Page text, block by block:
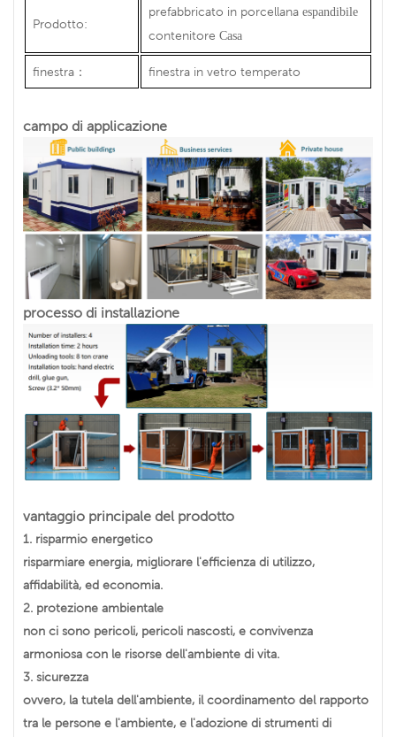
Prodotto:
prefabbricato in porcellana espandibile
contenitore Casa
finestra ： finestra in vetro temperato
campo di applicazione
processo di installazione
vantaggio principale del prodotto
1. risparmio energetico
risparmiare energia, migliorare l'efficienza di utilizzo,
affidabilità, ed economia.
2. protezione ambientale
non ci sono pericoli, pericoli nascosti, e convivenza
armoniosa con le risorse dell'ambiente di vita.
3. sicurezza
ovvero, la tutela dell'ambiente, il coordinamento del rapporto
tra le persone e l'ambiente, e l'adozione di strumenti di